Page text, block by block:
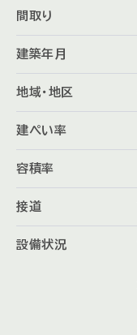
間取り
建築年月
地域・地区
建ぺい率
容積率
接道
設備状況